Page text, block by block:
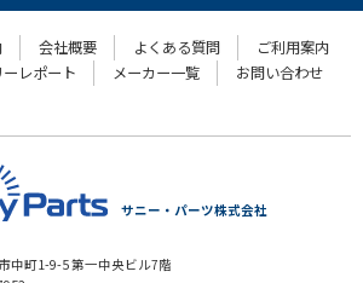
会社概要 よくある質問
ご利用案内
レポート メーカー一覧
お問い合わせ
サニー・パーツ株式会社
中町1-9-5 第一中央ビル7階